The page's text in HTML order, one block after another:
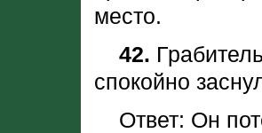
место.
42.
спокойно
Ответ: Он